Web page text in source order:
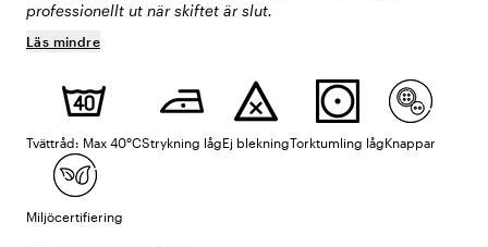
professionellt ut när skiftet är slut.
Läs mindre
Tvättråd: Max 40°CStrykning lågEj blekningTorktumling lågKnappar
Miljöcertifiering